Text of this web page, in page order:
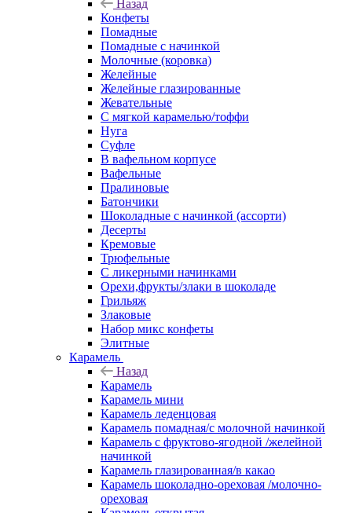
Назад
Конфеты
Помадные
Помадные с начинкой
Молочные (коровка)
Желейные
Желейные глазированные
Жевательные
С мягкой карамелью/тоффи
Нуга
Суфле
В вафельном корпусе
Вафельные
Пралиновые
Батончики
Шоколадные с начинкой (ассорти)
Десерты
Кремовые
Трюфельные
С ликерными начинками
Орехи,фрукты/злаки в шоколаде
Грильяж
Злаковые
Набор микс конфеты
Элитные
Карамель
Назад
Карамель
Карамель мини
Карамель леденцовая
Карамель помадная/с молочной начинкой
Карамель с фруктово-ягодной /желейной
начинкой
Карамель глазированная/в какао
Карамель шоколадно-ореховая /молочно-
ореховая